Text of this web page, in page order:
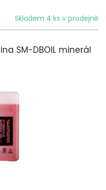
Skladem 4 ks v prodejně
SM-DBOIL minerál